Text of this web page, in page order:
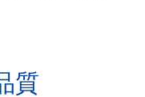
質